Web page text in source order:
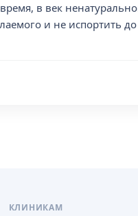
в век
и не испортить
КЛИНИКАМ